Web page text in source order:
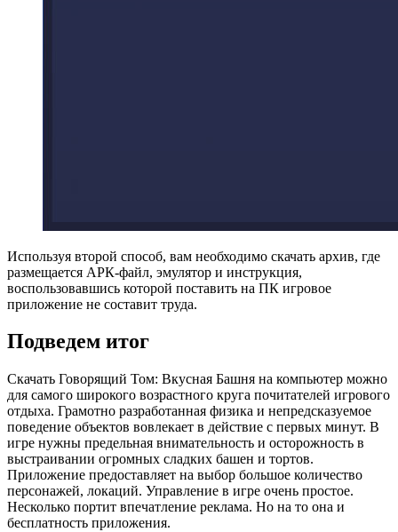
Используя второй способ, вам необходимо скачать архив, где
размещается АРК-файл, эмулятор и инструкция,
воспользовавшись которой поставить на ПК игровое
приложение не составит труда.
Подведем итог
Скачать Говорящий Том: Вкусная Башня на компьютер можно
для самого широкого возрастного круга почитателей игрового
отдыха. Грамотно разработанная физика и непредсказуемое
поведение объектов вовлекает в действие с первых минут. В
игре нужны предельная внимательность и осторожность в
выстраивании огромных сладких башен и тортов.
Приложение предоставляет на выбор большое количество
персонажей, локаций. Управление в игре очень простое.
Несколько портит впечатление реклама. Но на то она и
бесплатность приложения.